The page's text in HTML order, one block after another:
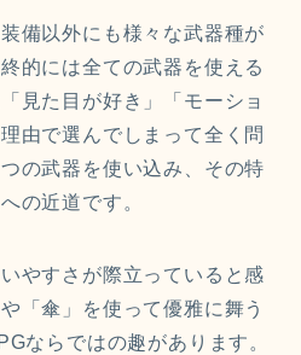
備以外にも様々な武器種が
的には全ての武器を使える
見た目が好き」「モーショ
由で選んでしまって全く問
の武器を使い込み、その特
の近道です。
やすさが際立っていると感
「傘」を使って優雅に舞う
ならではの趣があります。